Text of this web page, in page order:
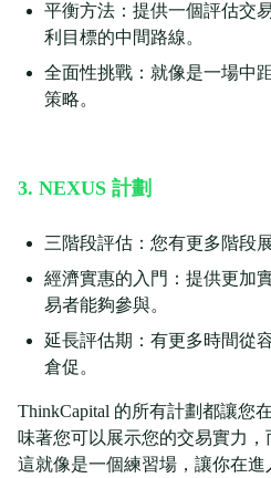
平衡方法：提供一個評估交
利目標的中間路線。
全面性挑戰：就像是一場中
策略。
3. NEXUS 計劃
三階段評估：您有更多階段
經濟實惠的入門：提供更加
易者能夠參與。
延長評估期：有更多時間從
倉促。
ThinkCapital 的所有計劃都讓您
味著您可以展示您的交易實力，
這就像是一個練習場，讓你在